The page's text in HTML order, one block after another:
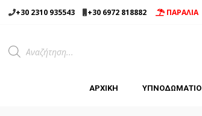
Μετάβαση
σε
+30 2310 935543 +30 6972 818882 ΠΑΡΑΛΙΑ
Products
search
ΑΡΧΙΚΉ ΥΠΝΟΔΩΜΑΤΙΟ